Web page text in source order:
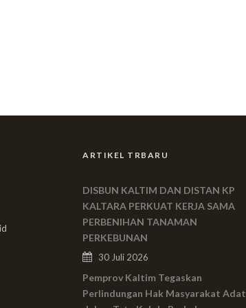
ARTIKEL TRBARU
DISBUN KALTIM DAN DISTAN KP
KALTARA PERKUAT KERJA SAMA
PERBENIHAN TANAMAN
PERKEBUNAN
30 Juli 2026
Pemprov Kaltim Tegaskan
Perlindungan Hak Masyarakat Adat